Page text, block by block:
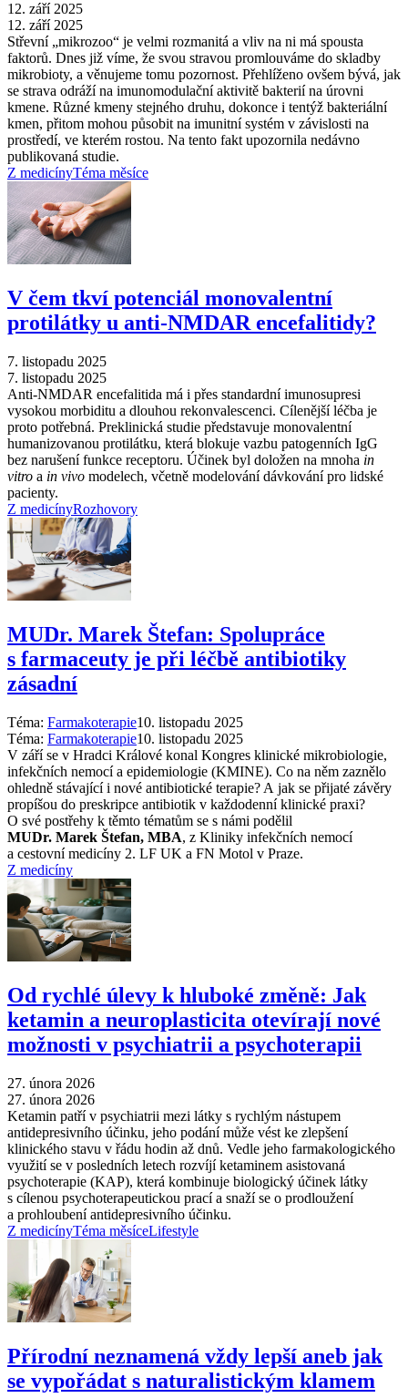
12. září 2025
12. září 2025
Střevní „mikrozoo“ je velmi rozmanitá a vliv na ni má spousta
faktorů. Dnes již víme, že svou stravou promlouváme do skladby
mikrobioty, a věnujeme tomu pozornost. Přehlíženo ovšem bývá, jak
se strava odráží na imunomodulační aktivitě bakterií na úrovni
kmene. Různé kmeny stejného druhu, dokonce i tentýž bakteriální
kmen, přitom mohou působit na imunitní systém v závislosti na
prostředí, ve kterém rostou. Na tento fakt upozornila nedávno
publikovaná studie.
Z medicínyTéma měsíce
V čem tkví potenciál monovalentní
protilátky u anti-NMDAR encefalitidy?
7. listopadu 2025
7. listopadu 2025
Anti-NMDAR encefalitida má i přes standardní imunosupresi
vysokou morbiditu a dlouhou rekonvalescenci. Cílenější léčba je
proto potřebná. Preklinická studie představuje monovalentní
humanizovanou protilátku, která blokuje vazbu patogenních IgG
bez narušení funkce receptoru. Účinek byl doložen na mnoha in
vitro a in vivo modelech, včetně modelování dávkování pro lidské
pacienty.
Z medicínyRozhovory
MUDr. Marek Štefan: Spolupráce
s farmaceuty je při léčbě antibiotiky
zásadní
Téma: Farmakoterapie10. listopadu 2025
Téma: Farmakoterapie10. listopadu 2025
V září se v Hradci Králové konal Kongres klinické mikrobiologie,
infekčních nemocí a epidemiologie (KMINE). Co na něm zaznělo
ohledně stávající i nové antibiotické terapie? A jak se přijaté závěry
propíšou do preskripce antibiotik v každodenní klinické praxi?
O své postřehy k těmto tématům se s námi podělil
MUDr. Marek Štefan, MBA, z Kliniky infekčních nemocí
a cestovní medicíny 2. LF UK a FN Motol v Praze.
Z medicíny
Od rychlé úlevy k hluboké změně: Jak
ketamin a neuroplasticita otevírají nové
možnosti v psychiatrii a psychoterapii
27. února 2026
27. února 2026
Ketamin patří v psychiatrii mezi látky s rychlým nástupem
antidepresivního účinku, jeho podání může vést ke zlepšení
klinického stavu v řádu hodin až dnů. Vedle jeho farmakologického
využití se v posledních letech rozvíjí ketaminem asistovaná
psychoterapie (KAP), která kombinuje biologický účinek látky
s cílenou psychoterapeutickou prací a snaží se o prodloužení
a prohloubení antidepresivního účinku.
Z medicínyTéma měsíceLifestyle
Přírodní neznamená vždy lepší aneb jak
se vypořádat s naturalistickým klamem